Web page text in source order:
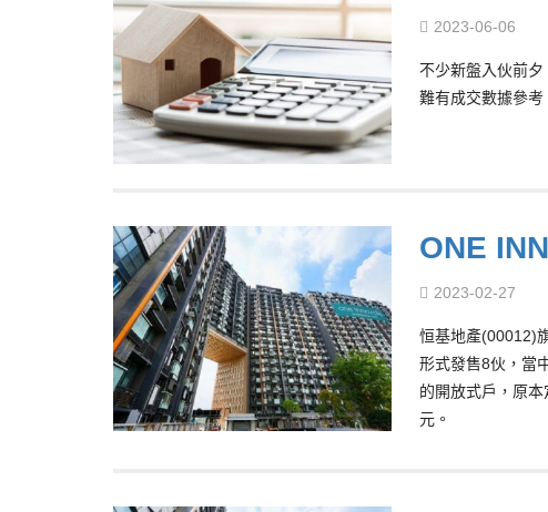
2023-06-06
不少新盤入伙前
難有成交數據參
ONE
2023-02-27
恒基地產(00012)
形式發售8伙，當
的開放式戶，原
元。